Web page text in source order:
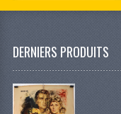
DERNIERS PRODUITS